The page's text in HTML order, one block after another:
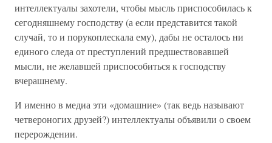
интеллектуалы захотели, чтобы мысль приспособилась к
сегодняшнему господству (а если представится такой
случай, то и порукоплескала ему), дабы не осталось ни
единого следа от преступлений предшествовавшей
мысли, не желавшей приспособиться к господству
вчерашнему.
И именно в медиа эти «домашние» (так ведь называют
четвероногих друзей?) интеллектуалы объявили о своем
перерождении.